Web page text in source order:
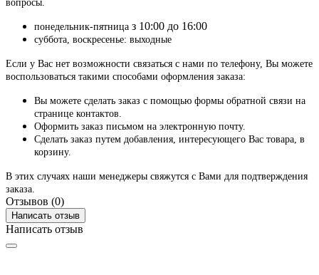
вопросы.
понедельник-пятница з 10:00 до 16:00
суббота, воскресенье: выходные
Если у Вас нет возможности связаться с нами по телефону, Вы можете
воспользоваться такими способами оформления заказа:
Вы можете сделать заказ с помощью формы обратной связи на
странице контактов.
Оформить заказ письмом на электронную почту.
Сделать заказ путем добавления, интересующего Вас товара, в
корзину.
В этих случаях наши менеджеры свяжутся с Вами для подтверждения
заказа.
Отзывов (0)
Написать отзыв
Написать отзыв